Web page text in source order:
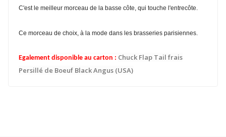
C'est le meilleur morceau de la basse côte, qui touche l'entrecôte.
Ce morceau de choix, à la mode dans les brasseries parisiennes.
Egalement disponible au carton : Chuck Flap Tail frais
Persillé de Boeuf Black Angus (USA)